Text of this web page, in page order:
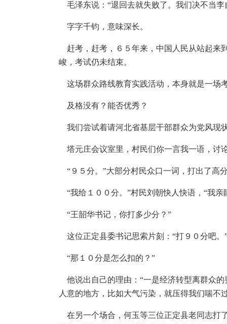
毛泽东说：“退回去就失败了。我们决不当李
字字千钧，意味深长。
赶考，赶考，６５年来，中国人民从站起来
峻，考试仍未结束。
这场群众路线教育实践活动，本身就是一场
及格没有？能否优秀？
我们尝试着请河北省基层干部群众为党风现
塔元庄会议室里，村民们你一言我一语，讨
“９５分。”大部分村民众口一词，打出了高
“我给１００分。”村民刘朝快人快语，“我
“王韶华书记，你打多少分？”
这位正定县委书记思索片刻：“打９０分吧。
“那１０分是怎么扣的？”
他说出自己的理由：“一是经济转型离群众
人意的地方，比如大气污染，就压得我们喘不
在另一个场合，何玉等三位正定县老同志打